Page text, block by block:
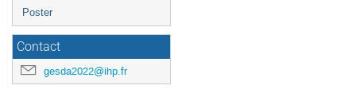
Poster
Contact
gesda2022@ihp.fr